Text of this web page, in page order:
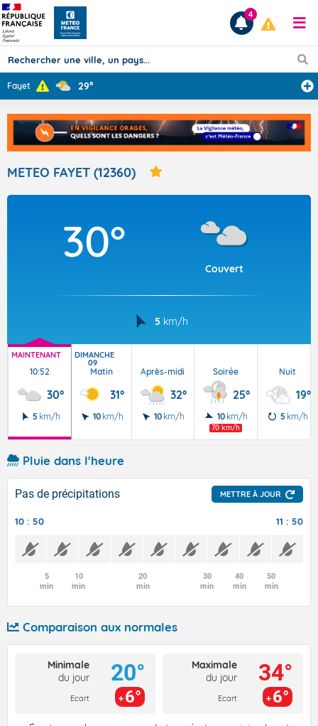
Prévisions
TOUS LES RÉSULTATS
Articles
4
Fayet 29°
METEO FAYET (12360)
30°
Couvert
5 km/h
MAINTENANT
10:52
30°
5 km/h
DIMANCHE
09
Matin
31°
10 km/h
Après-midi
32°
10 km/h
Soirée
25°
10 km/h
70 km/h
Nuit
19°
5 km/h
Pluie dans l'heure
Pas de précipitations METTRE À JOUR
10 : 50 11 : 50
5
min
10
min
20
min
30
min
40
min
50
min
Comparaison aux normales
Minimale
du jour
Ecart
20°
6°
Maximale
du jour
Ecart
34°
6°